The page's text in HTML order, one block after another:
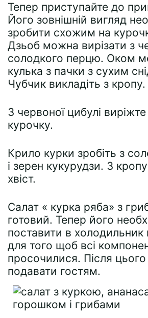
Тепер приступайте до
Його зовнішній вигляд
зробити схожим на
Дзьоб можна вирізати з
солодкого перцю. Оком
кулька з пачки з сухим
Чубчик викладіть з кропу.
З червоної цибулі
курочку.
Крило курки зробіть з
і зерен кукурудзи. З
хвіст.
Салат « курка ряба» з
готовий. Тепер його
поставити в холодильник
для того щоб всі
просочилися. Після
подавати гостям.